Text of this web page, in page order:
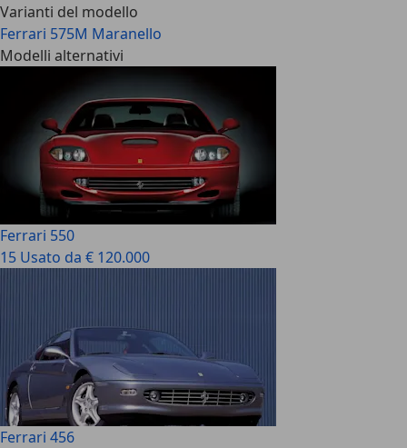
Varianti del modello
Ferrari 575M Maranello
Modelli alternativi
Ferrari 550
15 Usato da € 120.000
Ferrari 456